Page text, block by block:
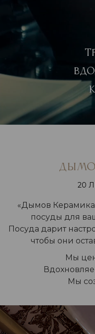
20
«Дымов
посуды для
Посуда дарит
чтобы они
Мы
Мы